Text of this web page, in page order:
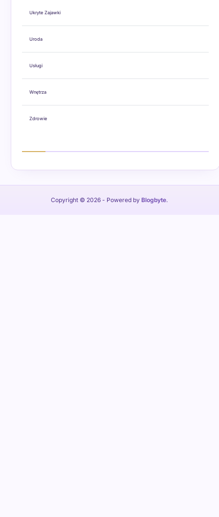
Ukryte Zajawki
Uroda
Usługi
Wnętrza
Zdrowie
Copyright © 2026 - Powered by Blogbyte.